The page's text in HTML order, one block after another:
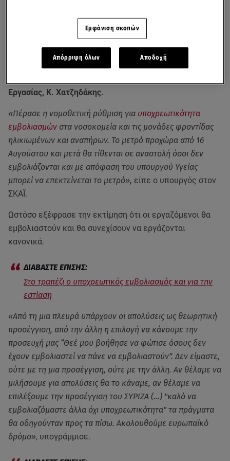
Από 16 Αυγούστου όλοι οι υγειονομικοί και οι
εργαζόμενοι σε μονάδες φροντίδας ηλικιωμένων και
ΑμεΑ που δεν εμβολιάζονται θα τίθενται σε επ’
Εργασίας, Κ. Χατζηδάκης.
«Πέρασε η νομοθετική ρύθμιση για υποχρεωτικότητα
εμβολιασμών στα νοσοκομεία και τις μονάδες φροντίδας
ηλικιωμένων και αναπήρων. Το μετρό προχώρα από 16
Αυγούστου και μετά θα τίθενται σε αναστολή όσοι δεν
εμβολιάζονται και με απόφαση του υπουργού Υγείας
μπορεί να επεκτείνεται το μετρό», είπε ο υπουργός στον
ΣΚΑΪ.
Ωστόσο εξέφρασε την εκτίμηση ότι οι εργαζόμενοι θα
εμβολιαστούν και θα συνεχίσουν να εργάζονται
κανονικά.
Στο τραπέζι ο υποχρεωτικός εμβολιασμός και για την
εστίαση
«Από τη μια πλευρά υπάρχουν οι απολύσεις ως θεωρητική
προσέγγιση, από την άλλη η επιλογή να κάνουμε την
προσευχή μας “Θεέ μου βοήθησε να φώτισε όσους δεν
έχουν εμβολιαστεί να πάνε να εμβολιαστούν”. Δεν είμαστε,
ούτε με τη μια προσέγγιση, ούτε με την άλλη. Αν θέλαμε να
μιλήσουμε για απολύσεις θα το κάναμε, αν θέλαμε να
επιλέξουμε την προσέγγιση του ΣΥΡΙΖΑ (…) "καλό να
εμβολιαζόμαστε άλλα όχι υποχρεωτικότητα" τα πράγματα
θα οδηγούνταν προς τα πίσω. Ακολουθούμε ευρωπαϊκό
δρόμο», υπογράμμισε.
Εμφάνιση σκοπών
Απόρριψη όλων Αποδοχή